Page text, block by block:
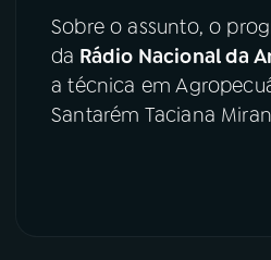
Sobre o assunto, o
da Rádio Nacional da
a técnica em
Santarém Taciana